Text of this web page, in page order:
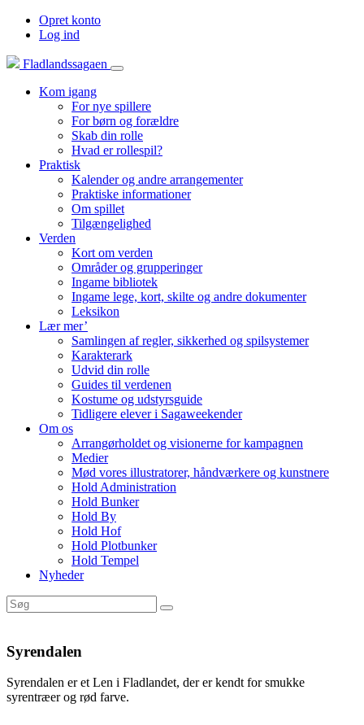
Opret konto
Log ind
Fladlandssagaen
Kom igang
For nye spillere
For børn og forældre
Skab din rolle
Hvad er rollespil?
Praktisk
Kalender og andre arrangementer
Praktiske informationer
Om spillet
Tilgængelighed
Verden
Kort om verden
Områder og grupperinger
Ingame bibliotek
Ingame lege, kort, skilte og andre dokumenter
Leksikon
Lær mer’
Samlingen af regler, sikkerhed og spilsystemer
Karakterark
Udvid din rolle
Guides til verdenen
Kostume og udstyrsguide
Tidligere elever i Sagaweekender
Om os
Arrangørholdet og visionerne for kampagnen
Medier
Mød vores illustratorer, håndværkere og kunstnere
Hold Administration
Hold Bunker
Hold By
Hold Hof
Hold Plotbunker
Hold Tempel
Nyheder
Syrendalen
Syrendalen er et Len i Fladlandet, der er kendt for smukke
syrentræer og rød farve.